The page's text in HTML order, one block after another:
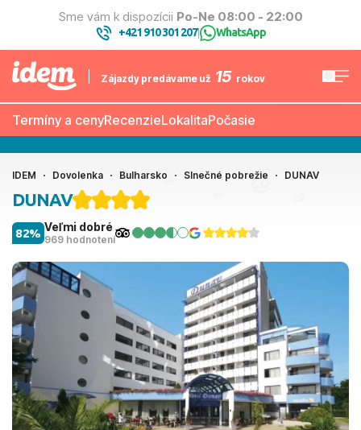
Sme vám k dispozícii Po-Ne 08:00 - 22:00
+421 910 301 207| WhatsApp
Zájazdy predávame už 15 rokov
Termíny a cenyRecenzieLokalitaPočasie
IDEM Dovolenka Bulharsko Slnečné pobrežie DUNAV
DUNAV
Veľmi dobré
969 hodnotení
82%